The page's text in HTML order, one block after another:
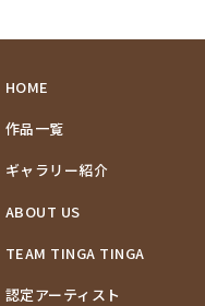
HOME
作品一覧
ギャラリー紹介
ABOUT US
TEAM TINGA TINGA
認定アーティスト